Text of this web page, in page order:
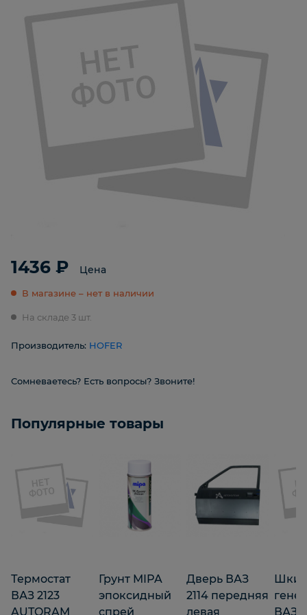
1436 ₽ Цена
В магазине – нет в наличии
На складе 3 шт.
Производитель: HOFER
Сомневаетесь? Есть вопросы? Звоните!
Популярные товары
Термостат
ВАЗ 2123
AUTORAM
Грунт MIPA
эпоксидный
спрей
Дверь ВАЗ
2114 передняя
левая
Шкив
ВАЗ